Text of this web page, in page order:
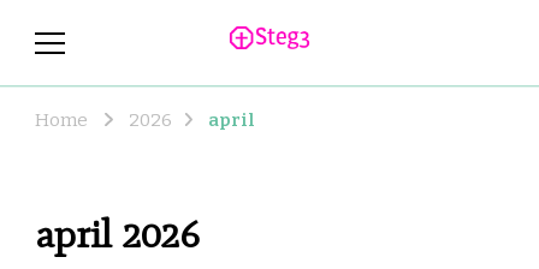
Home 2026 april
april 2026